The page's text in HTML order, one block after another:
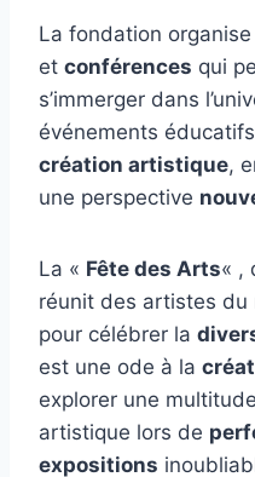
La fondation
et conférences qui
s’immerger dans
événements
création artistique,
une perspective
La « Fête des Arts« ,
réunit des artistes du
pour célébrer la
est une ode à la
explorer une
artistique lors de
expositions